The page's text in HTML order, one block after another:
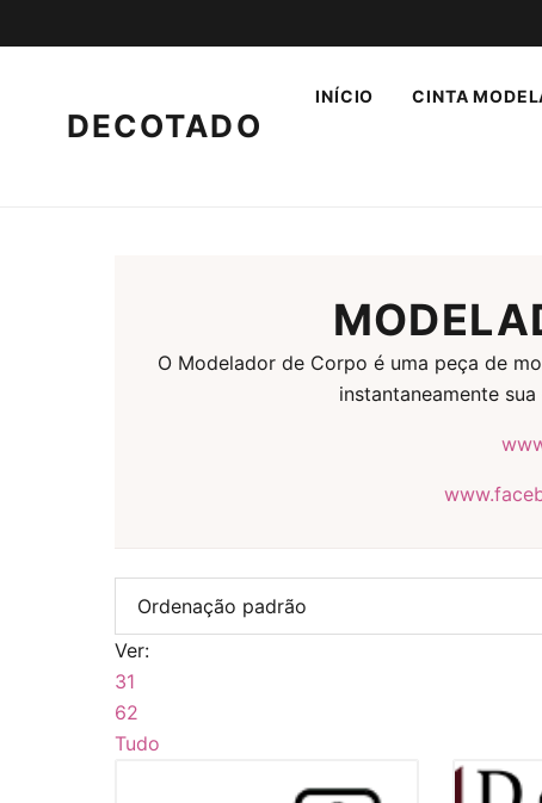
DECOTADO
INÍCIO CINTA
O Modelador de Corpo é uma peça de
instantaneamente
Ver:
31
62
Tudo